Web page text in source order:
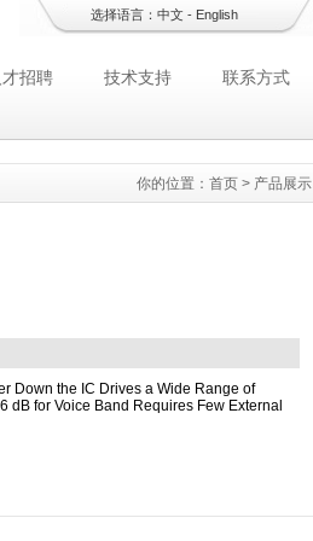
选择语言： 中文- English
才招聘 技术支持 联系方式
你的位置： 首页 > 产品展示
Down the IC Drives a Wide Range of
dB for Voice Band Requires Few External